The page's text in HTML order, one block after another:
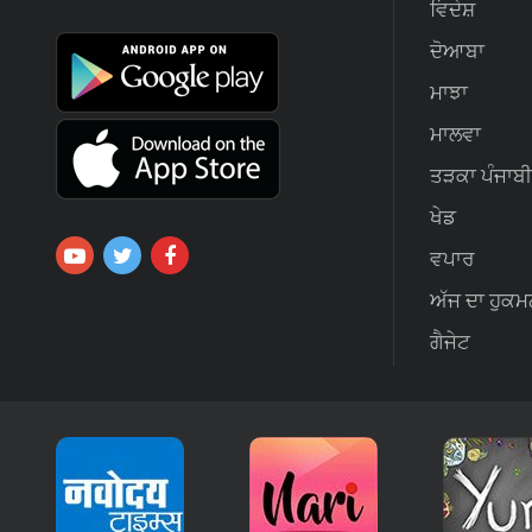
ਵਿਦੇਸ਼
ਦੋਆਬਾ
ਮਾਝਾ
ਮਾਲਵਾ
ਤੜਕਾ ਪੰਜਾਬੀ
ਖੇਡ
ਵਪਾਰ
ਅੱਜ ਦਾ
ਗੈਜੇਟ